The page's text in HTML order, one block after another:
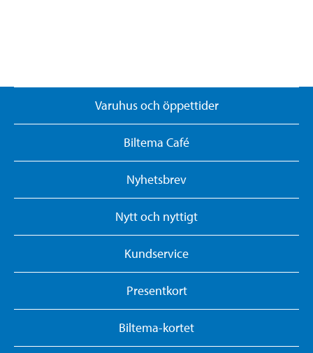
Varuhus och öppettider
Biltema Café
Nyhetsbrev
Nytt och nyttigt
Kundservice
Presentkort
Biltema-kortet